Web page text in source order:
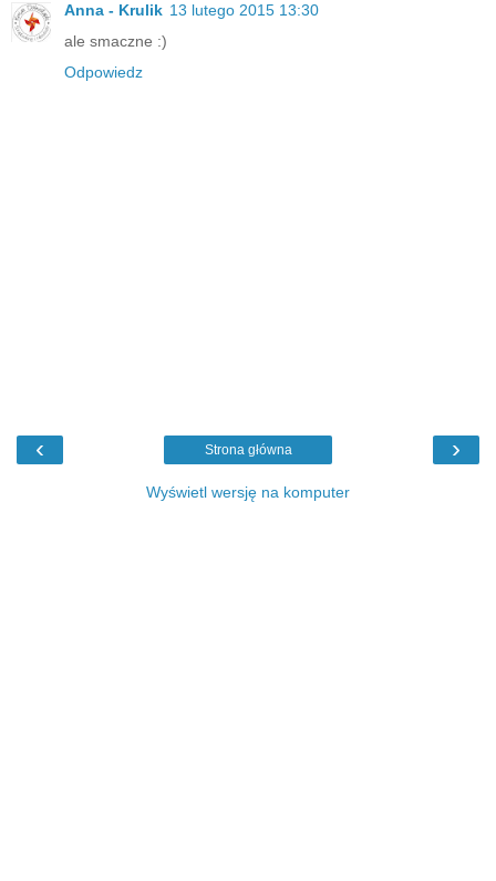
Anna - Krulik 13 lutego 2015 13:30
ale smaczne :)
Odpowiedz
‹ ›
Strona główna
Wyświetl wersję na komputer